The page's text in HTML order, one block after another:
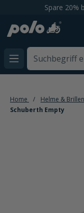
springenSpare 20%
Home Helme & Brillen
Schuberth Empty